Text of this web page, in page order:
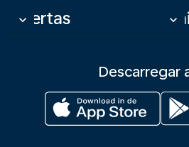
Ofertas
keyboard_arrow_down keyboard_arrow_down
Descarregar